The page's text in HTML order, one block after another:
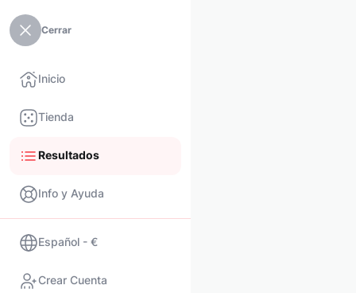
Cerrar
Inicio
Tienda
Resultados
Info y Ayuda
Español - €
Crear Cuenta